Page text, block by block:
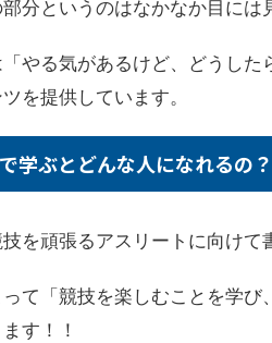
部分というのはなかなか目には
やる気があるけど、どうした
を提供しています。
学ぶとどんな人になれるの？
を頑張るアスリートに向けて
て 「 競技を楽しむことを学び
す！！